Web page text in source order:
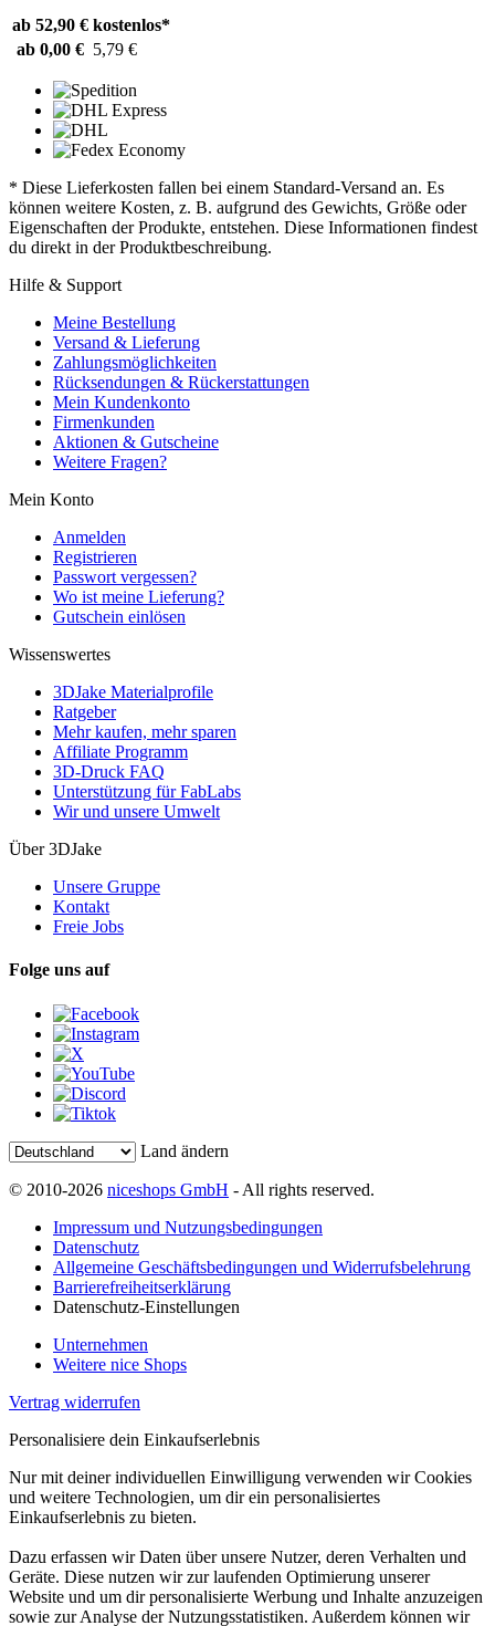
ab 52,90 € kostenlos*
ab 0,00 € 5,79 €
* Diese Lieferkosten fallen bei einem Standard-Versand an. Es
können weitere Kosten, z. B. aufgrund des Gewichts, Größe oder
Eigenschaften der Produkte, entstehen. Diese Informationen findest
du direkt in der Produktbeschreibung.
Hilfe & Support
Meine Bestellung
Versand & Lieferung
Zahlungsmöglichkeiten
Rücksendungen & Rückerstattungen
Mein Kundenkonto
Firmenkunden
Aktionen & Gutscheine
Weitere Fragen?
Mein Konto
Anmelden
Registrieren
Passwort vergessen?
Wo ist meine Lieferung?
Gutschein einlösen
Wissenswertes
3DJake Materialprofile
Ratgeber
Mehr kaufen, mehr sparen
Affiliate Programm
3D-Druck FAQ
Unterstützung für FabLabs
Wir und unsere Umwelt
Über 3DJake
Unsere Gruppe
Kontakt
Freie Jobs
Folge uns auf
Land ändern
© 2010-2026 niceshops GmbH - All rights reserved.
Impressum und Nutzungsbedingungen
Datenschutz
Allgemeine Geschäftsbedingungen und Widerrufsbelehrung
Barrierefreiheitserklärung
Datenschutz-Einstellungen
Unternehmen
Weitere nice Shops
Vertrag widerrufen
Personalisiere dein Einkaufserlebnis
Nur mit deiner individuellen Einwilligung verwenden wir Cookies
und weitere Technologien, um dir ein personalisiertes
Einkaufserlebnis zu bieten.
Dazu erfassen wir Daten über unsere Nutzer, deren Verhalten und
Geräte. Diese nutzen wir zur laufenden Optimierung unserer
Website und um dir personalisierte Werbung und Inhalte anzuzeigen
sowie zur Analyse der Nutzungsstatistiken. Außerdem können wir